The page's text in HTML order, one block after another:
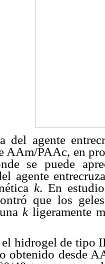
del agente
AAm/PAAc, en
se puede
agente
k. En
que los
kligeramente
hidrogel de tipo
obtenido desde